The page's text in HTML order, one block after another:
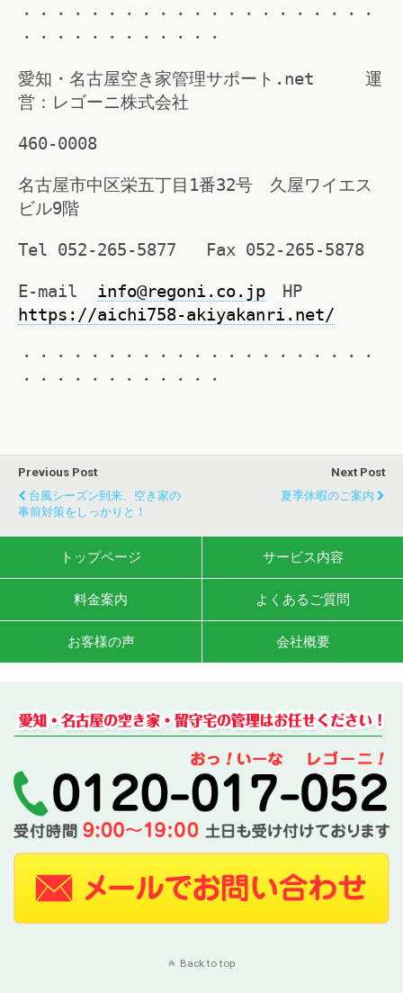
・・・・・・・・・・・・・・・・・・・・・
・・・・・・・・・・・・
愛知・名古屋空き家管理サポート.net 運
営：レゴーニ株式会社
460-0008
名古屋市中区栄五丁目1番32号 久屋ワイエス
ビル9階
Tel 052-265-5877 Fax 052-265-5878
E-mail info@regoni.co.jp HP
https://aichi758-akiyakanri.net/
・・・・・・・・・・・・・・・・・・・・・
・・・・・・・・・・・・
Previous Post
台風シーズン到来、空き家の
事前対策をしっかりと！
Next Post
夏季休暇のご案内
トップページ サービス内容
料金案内 よくあるご質問
お客様の声 会社概要
Back to top